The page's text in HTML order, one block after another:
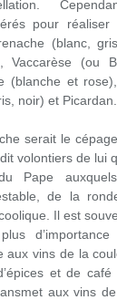
pour
(blanc,
Vaccarèse (ou
(blanche et
noir) et Picardan.
serait le
volontiers de lui
Pape
de la
Il est
d’importance
aux vins de la
et de
aux vins